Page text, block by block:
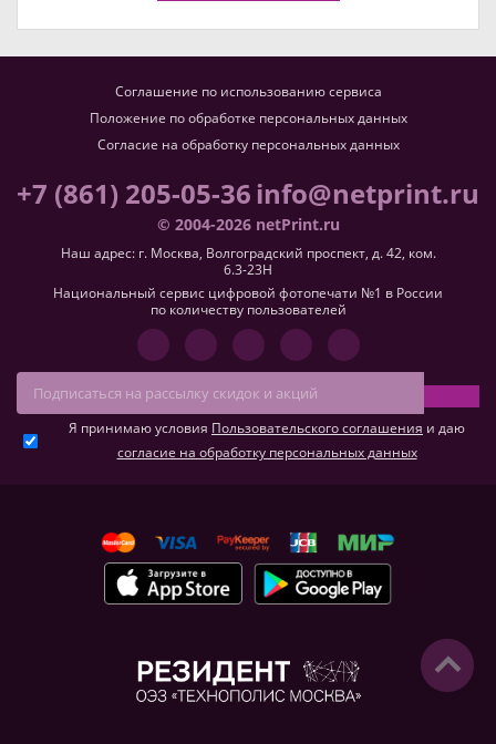
Соглашение по использованию сервиса
Положение по обработке персональных данных
Согласие на обработку персональных данных
+7 (861) 205-05-36info@netprint.ru
© 2004-2026 netPrint.ru
Наш адрес: г. Москва, Волгоградский проспект, д. 42, ком.
6.3-23H
Национальный сервис цифровой фотопечати №1 в России
по количеству пользователей
Я принимаю условия Пользовательского соглашения и даю
согласие на обработку персональных данных